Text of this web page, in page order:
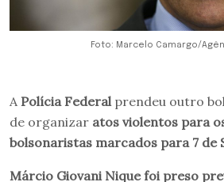
Foto: Marcelo Camargo/
A Polícia Federal prendeu outro
de organizar atos violentos para
bolsonaristas marcados para 7 de
Márcio Giovani Nique foi preso